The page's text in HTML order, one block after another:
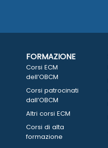
FORMAZIONE
Corsi ECM
dell’OBCM
Corsi patrocinati
dall’OBCM
Altri corsi ECM
Corsi di alta
formazione